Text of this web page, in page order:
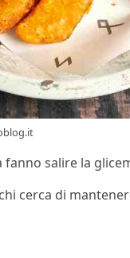
salire la
cerca di